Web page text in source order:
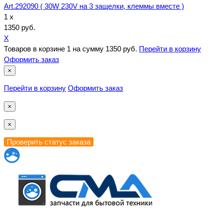
Art.292090 ( 30W 230V на 3 защелки, клеммы вместе )
1 x
1350 руб.
X
Товаров в корзине 1 на сумму 1350 руб. Перейти в корзину
Оформить заказ
×
Перейти в корзину Оформить заказ
×
×